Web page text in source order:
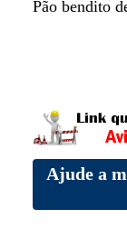
Pão bendito
Ajude a